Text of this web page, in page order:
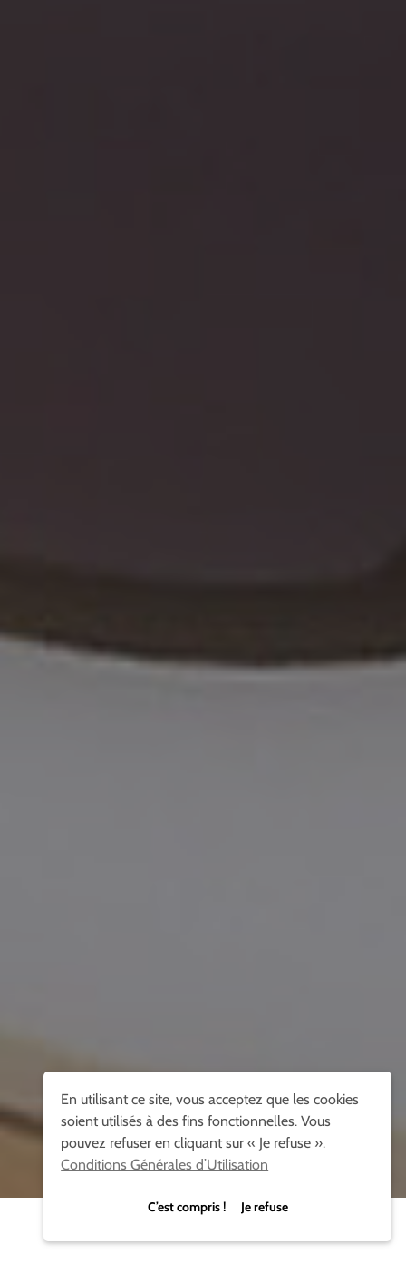
En utilisant ce site, vous acceptez que les cookies
soient utilisés à des fins fonctionnelles. Vous
pouvez refuser en cliquant sur « Je refuse ».
Conditions Générales d’Utilisation
C’est compris ! Je refuse